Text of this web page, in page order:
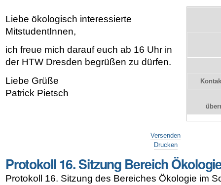
Liebe ökologisch interessierte
MitstudentInnen,
ich freue mich darauf euch ab 16 Uhr in
der HTW Dresden begrüßen zu dürfen.
Liebe Grüße
Patrick Pietsch
Versenden
Drucken
Protokoll 16. Sitzung Bereich
Protokoll 16. Sitzung des Bereiches Ökologie im